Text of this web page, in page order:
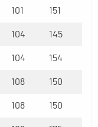
101 151
104 145
104 154
108 150
108 150